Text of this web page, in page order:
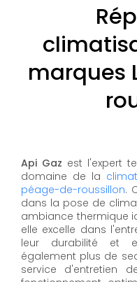
marques
Api Gaz est l'expert
domaine de la
péage-de-roussillon.
dans la pose de
ambiance thermique
elle excelle dans
leur durabilité et
également plus de
service d'entretien